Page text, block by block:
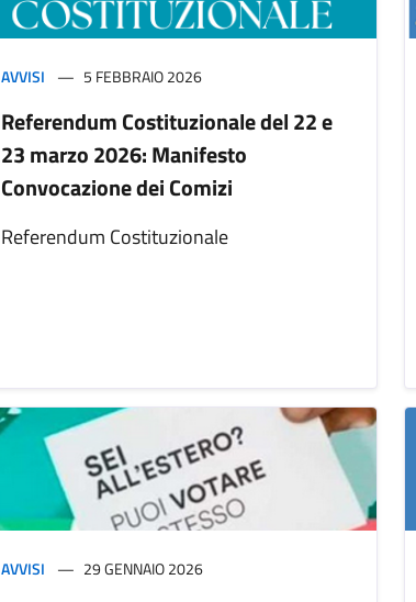
AVVISI 5 FEBBRAIO 2026
Referendum Costituzionale del 22 e
23 marzo 2026: Manifesto
Convocazione dei Comizi
Referendum Costituzionale
AVVISI 29 GENNAIO 2026